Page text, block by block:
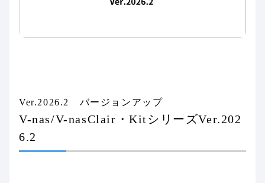
Ver.2026.2 バージョンアップ
V-nas/V-nasClair・KitシリーズVer.202
6.2